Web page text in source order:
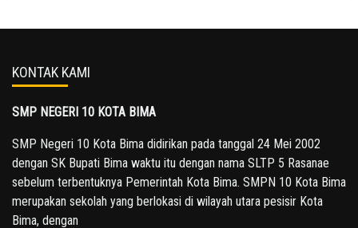
KONTAK KAMI
SMP NEGERI 10 KOTA BIMA
SMP Negeri 10 Kota Bima didirikan pada tanggal 24 Mei 2002
dengan SK Bupati Bima waktu itu dengan nama SLTP 5 Rasanae
sebelum terbentuknya Pemerintah Kota Bima. SMPN 10 Kota Bima
merupakan sekolah yang berlokasi di wilayah utara pesisir Kota
Bima, dengan